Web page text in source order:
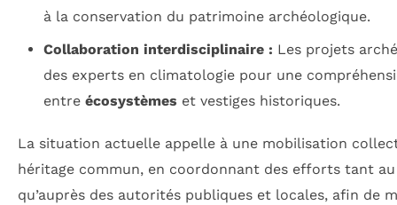
à la conservation du patrimoine archéologique.
Collaboration interdisciplinaire : Les projets
des experts en climatologie pour une
entre écosystèmes et vestiges historiques.
La situation actuelle appelle à une mobilisation
héritage commun, en coordonnant des efforts tant
qu’auprès des autorités publiques et locales, afin de